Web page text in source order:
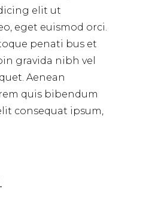
elit ut
eget euismod orci.
penati bus et
gravida nibh vel
Aenean
quis bibendum
consequat ipsum,